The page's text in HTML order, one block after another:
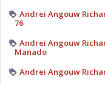
Andrei Angouw
76
Andrei Angouw
Manado
Andrei Angouw